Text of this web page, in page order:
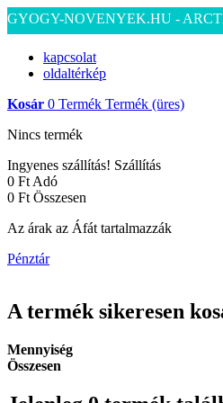
GYOGY-NOVENYEK.HU -
kapcsolat
oldaltérkép
Kosár 0 Termék Termék (üres)
Nincs termék
Ingyenes szállítás! Szállítás
0 Ft‎ Adó
0 Ft‎ Összesen
Az árak az Áfát tartalmazzák
Pénztár
A termék sikeresen
Mennyiség
Összesen